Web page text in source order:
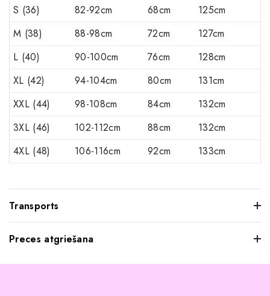
S (36)
82-92cm 68cm
125cm
M (38)
88-98cm 72cm
127cm
L (40)
90-100cm 76cm
128cm
XL (42)
94-104cm 80cm
131cm
XXL (44)
98-108cm 84cm
132cm
3XL (46)
102-112cm 88cm
132cm
4XL (48)
106-116cm 92cm 133cm
Transports
Preces atgriešana